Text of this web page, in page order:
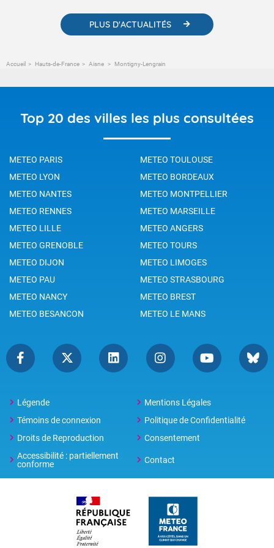
PLUS D'ACTUALITÉS
Accueil Hauts-de-France Aisne Montigny-Lengrain
Top 20 des villes les plus consultées
METEO PARIS
METEO TOULOUSE
METEO LYON
METEO BORDEAUX
METEO NANTES
METEO MONTPELLIER
METEO RENNES
METEO MARSEILLE
METEO LILLE
METEO ANGERS
METEO GRENOBLE
METEO TOURS
METEO DIJON
METEO LIMOGES
METEO PAU
METEO STRASBOURG
METEO NANCY
METEO BREST
METEO BESANCON
METEO LE MANS
Légende
Mentions Légales
Témoins de connexion
Politique de Confidentialité
Droits de Reproduction
Consentement
Accessibilité : partiellement
conforme
Contact